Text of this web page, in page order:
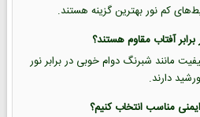
کم نور بهترین گزینه هستند.
مانند شبرنگ دوام خوبی در برابر نور
دارند.